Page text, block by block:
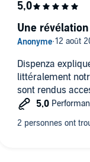
Dispenza
littéralement
Une révélation